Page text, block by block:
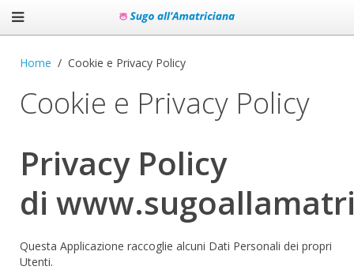
Home Cookie e Privacy Policy
Cookie e Privacy Policy
Privacy Policy
di
Questa Applicazione raccoglie alcuni Dati Personali dei propri
Utenti.